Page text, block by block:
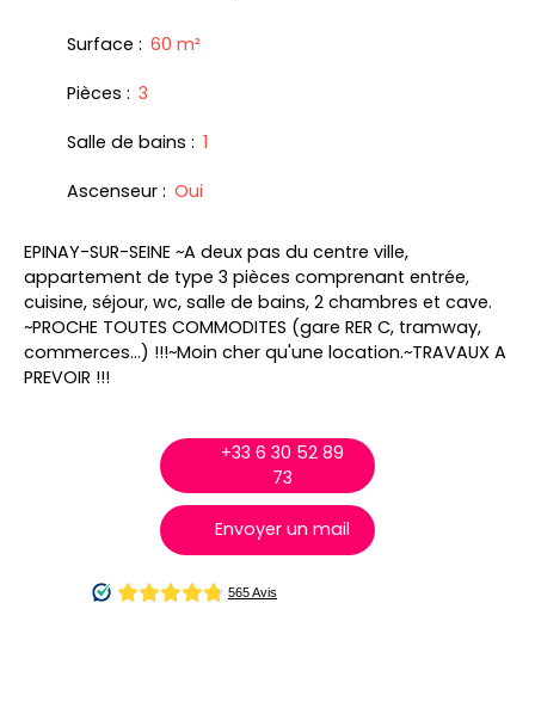
Surface : 60 m²
Pièces : 3
Salle de bains : 1
Ascenseur : Oui
EPINAY-SUR-SEINE ~A deux pas du centre ville,
appartement de type 3 pièces comprenant entrée,
cuisine, séjour, wc, salle de bains, 2 chambres et cave.
~PROCHE TOUTES COMMODITES (gare RER C, tramway,
commerces...) !!!~Moin cher qu'une location.~TRAVAUX A
PREVOIR !!!
+33 6 30 52 89
73
Envoyer un mail